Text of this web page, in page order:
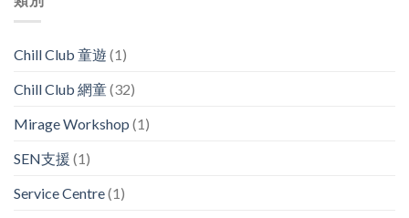
Chill Club 童遊 (1)
Chill Club 網童(32)
Mirage Workshop (1)
SEN支援 (1)
Service Centre(1)